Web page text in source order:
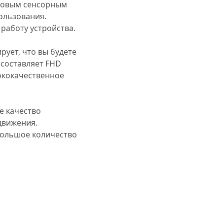
сенсорным
устройства.
что вы будете
FHD
качество
количество